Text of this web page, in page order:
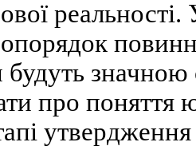
значною
про поняття